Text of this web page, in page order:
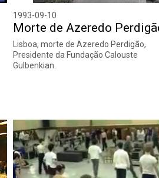
1993-09-10
Morte de Azeredo
Lisboa, morte de Azeredo Perdigão,
Presidente da Fundação Calouste
Gulbenkian.